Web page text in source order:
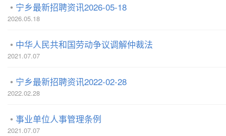
宁乡最新招聘资讯2026-05-18
2026.05.18
中华人民共和国劳动争议调解仲裁法
2021.07.07
宁乡最新招聘资讯2022-02-28
2022.02.28
事业单位人事管理条例
2021.07.07